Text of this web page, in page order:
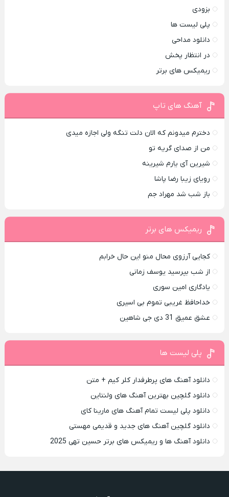
بزودی
پلی لیست ها
دانلود مداحی
در انتظار پخش
ریمیکس های برتر
آهنگ های تاپ
دخترم میدونم که الان دلت تنگه ولی اجازه میدی
من از صدای گريه تو
شیرین آی یارم شیرینه
رویای زیبا رضا پاشا
باز شب شد مهراد جم
ریمیکس های برتر
کجایی آرزوی محال منو این حال خرابم
از شب بپرسید یوسف زمانی
یادگاری امین سوری
خداحافظ غریبی تموم بی اسیری
عشق عمیق 31 دی جی شاهین
پلی لیست ها
دانلود آهنگ های پرطرفدار کلر کیم + متن
دانلود گلچین بهترین آهنگ های ولنتاین
دانلود پلی لیست تمام آهنگ های مارینا کای
دانلود گلچین آهنگ های جدید و قدیمی مهستی
دانلود آهنگ ها و ریمیکس های برتر حسین تهی 2025